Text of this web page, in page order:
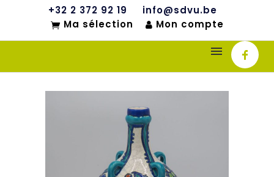
+32 2 372 92 19
info@sdvu.be
Ma sélection
Mon compte